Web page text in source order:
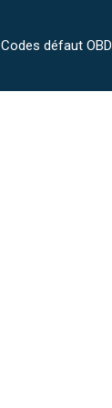
Codes défaut OBD